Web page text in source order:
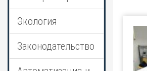
Экология
Законодательство